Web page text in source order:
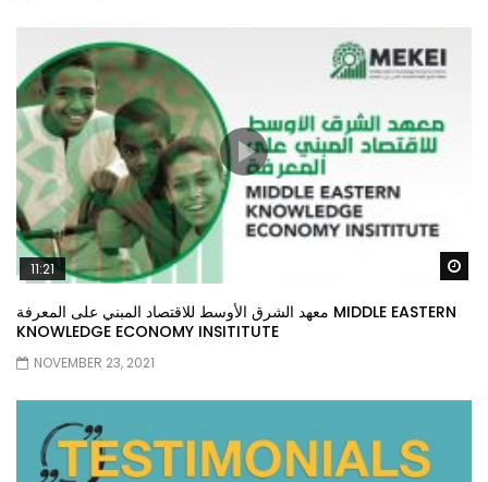
11:21
معهد الشرق الأوسط للاقتصاد المبني على المعرفة MIDDLE EASTERN
KNOWLEDGE ECONOMY INSITITUTE
NOVEMBER 23, 2021